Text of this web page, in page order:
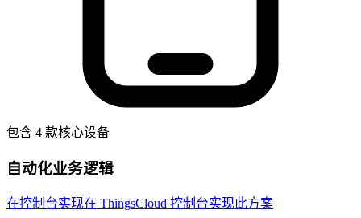
包含 4 款核心设备
自动化业务逻辑
在控制台实现在 ThingsCloud 控制台实现此方案